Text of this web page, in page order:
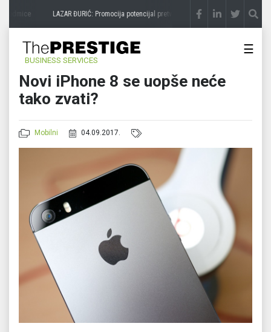
LAZAR ĐURIĆ: Promocija potencijal pretvara u destinacijuprije 3 sedmice
BUSINESS SERVICES
☰
Novi iPhone 8 se uopše neće
tako zvati?
Mobilni 04.09.2017.